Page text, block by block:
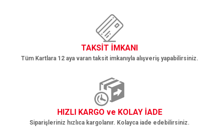
TAKSİT İMKANI
Tüm Kartlara 12 aya varan taksit imkanıyla alışveriş yapabilirsiniz.
HIZLI KARGO ve KOLAY İADE
Siparişleriniz hızlıca kargolanır. Kolayca iade edebilirsiniz.